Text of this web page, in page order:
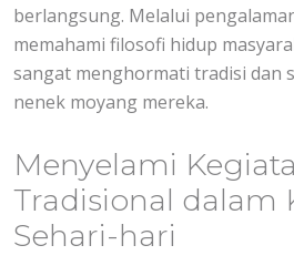
berlangsung. Melalui
memahami filosofi hidup
sangat menghormati tradisi dan
nenek moyang mereka.
Menyelami
Tradisional dalam
Sehari-hari